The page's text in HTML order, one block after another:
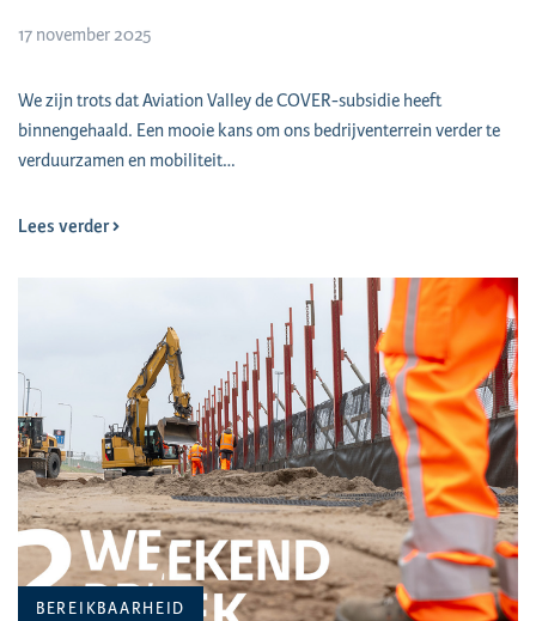
17 november 2025
We zijn trots dat Aviation Valley de COVER-subsidie heeft
binnengehaald. Een mooie kans om ons bedrijventerrein verder te
verduurzamen en mobiliteit…
Lees verder
BEREIKBAARHEID